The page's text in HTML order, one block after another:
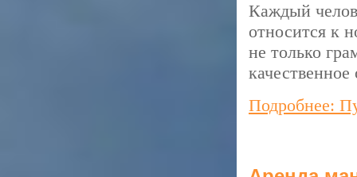
Каждый
относится к
не только
качественное
Подробнее: